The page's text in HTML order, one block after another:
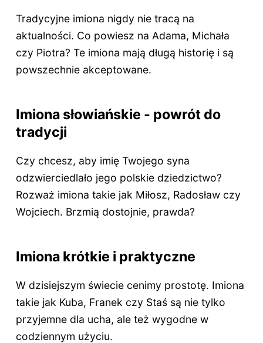
Tradycyjne imiona nigdy nie tracą na
aktualności. Co powiesz na Adama, Michała
czy Piotra? Te imiona mają długą historię i są
powszechnie akceptowane.
Imiona słowiańskie - powrót do
tradycji
Czy chcesz, aby imię Twojego syna
odzwierciedlało jego polskie dziedzictwo?
Rozważ imiona takie jak Miłosz, Radosław czy
Wojciech. Brzmią dostojnie, prawda?
Imiona krótkie i praktyczne
W dzisiejszym świecie cenimy prostotę. Imiona
takie jak Kuba, Franek czy Staś są nie tylko
przyjemne dla ucha, ale też wygodne w
codziennym użyciu.